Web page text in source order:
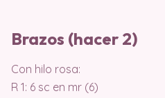
Brazos (hacer 2)
Con hilo rosa:
R 1: 6 sc en mr (6)